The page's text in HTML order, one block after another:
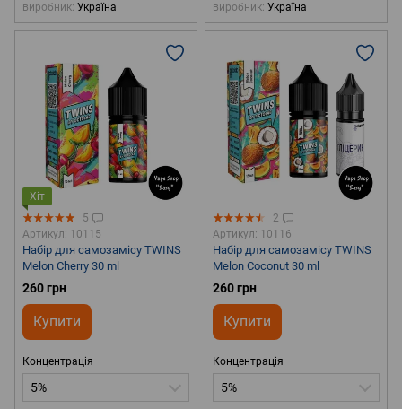
виробник Україна
виробник Україна
Хіт
5
Артикул: 10115
Набір для самозамісу TWINS
Melon Cherry 30 ml
260 грн
Купити
Концентрація
5%
2
Артикул: 10116
Набір для самозамісу TWINS
Melon Coconut 30 ml
260 грн
Купити
Концентрація
5%